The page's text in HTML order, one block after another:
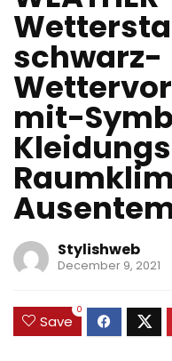
schwarz-
mit-
Stylishweb
December 9, 2021
Save
0